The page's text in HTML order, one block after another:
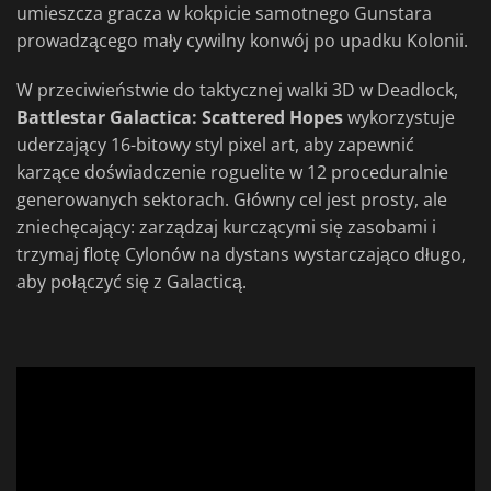
umieszcza gracza w kokpicie samotnego Gunstara
prowadzącego mały cywilny konwój po upadku Kolonii.
W przeciwieństwie do taktycznej walki 3D w Deadlock,
Battlestar Galactica: Scattered Hopeswykorzystuje
uderzający 16-bitowy styl pixel art, aby zapewnić
karzące doświadczenie roguelite w 12 proceduralnie
generowanych sektorach. Główny cel jest prosty, ale
zniechęcający: zarządzaj kurczącymi się zasobami i
trzymaj flotę Cylonów na dystans wystarczająco długo,
aby połączyć się z Galacticą.